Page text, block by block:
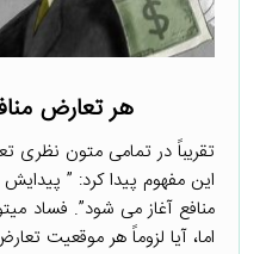
هر تعارض
تقریباً در تمامی متون نظری
این مفهوم پیدا کرد: ”
منافع آغاز می­ شود”. فساد
اما، آیا لزوماً هر موقعیت